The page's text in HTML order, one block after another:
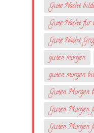
Gute Nacht
Gute Nacht für
Gute Nacht
guten morgen
guten morgen
Guten Morgen
Guten Morgen
Guten Morgen